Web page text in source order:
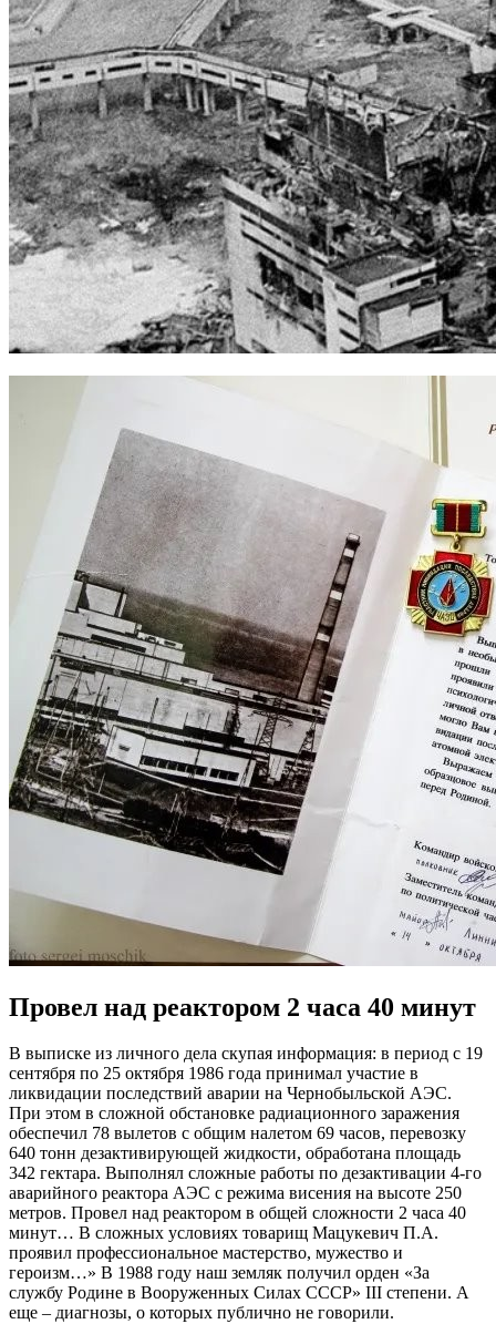
Провел над реактором 2 часа 40 минут
В выписке из личного дела скупая информация: в период с 19
сентября по 25 октября 1986 года принимал участие в
ликвидации последствий аварии на Чернобыльской АЭС.
При этом в сложной обстановке радиационного заражения
обеспечил 78 вылетов с общим налетом 69 часов, перевозку
640 тонн дезактивирующей жидкости, обработана площадь
342 гектара. Выполнял сложные работы по дезактивации 4-го
аварийного реактора АЭС с режима висения на высоте 250
метров. Провел над реактором в общей сложности 2 часа 40
минут… В сложных условиях товарищ Мацукевич П.А.
проявил профессиональное мастерство, мужество и
героизм…» В 1988 году наш земляк получил орден «За
службу Родине в Вооруженных Силах СССР» III степени. А
еще – диагнозы, о которых публично не говорили.